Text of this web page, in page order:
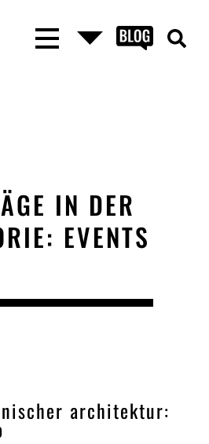
IN DER
EVENTS
architektur: